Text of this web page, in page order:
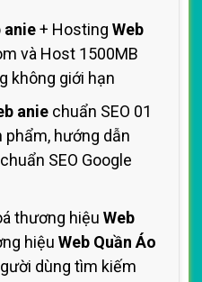
anie+ Hosting Web
và Host 1500MB
không giới hạn
anie chuẩn SEO 01
phẩm, hướng dẫn
chuẩn SEO Google
thương hiệu Web
hiệu Web Quần Áo
dùng tìm kiếm